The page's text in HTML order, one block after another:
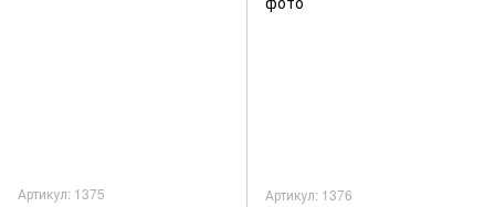
Артикул: 1375 Артикул: 1376